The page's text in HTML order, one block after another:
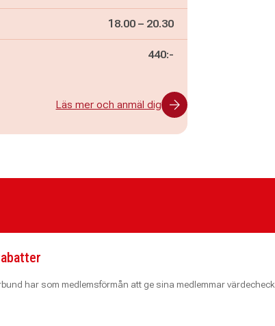
Pågår mellan
18.00 – och
20.30
440:-
Läs mer och anmäl dig
har som medlemsförmån att ge sina medlemmar